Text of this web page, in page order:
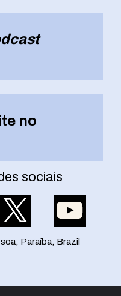
no
Paraíba, Brazil
sociais